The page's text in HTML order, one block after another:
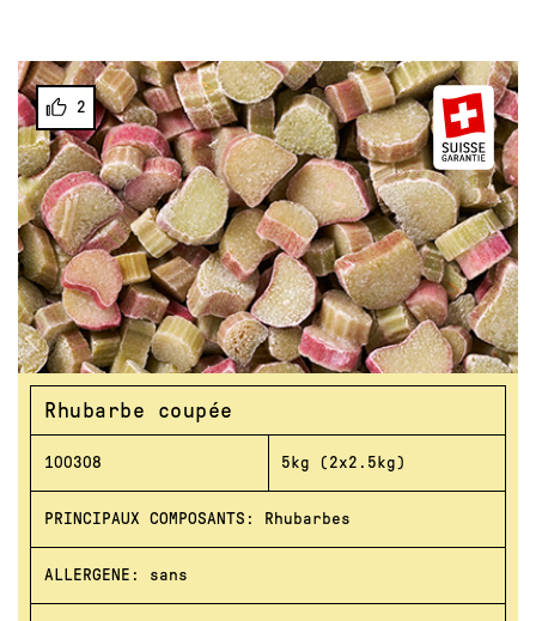
2
Rhubarbe coupée
100308 5kg (2x2.5kg)
PRINCIPAUX COMPOSANTS: Rhubarbes
ALLERGENE: sans